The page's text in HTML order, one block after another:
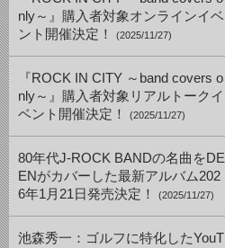
nly～』購入者対象オンラインイベ
ント開催決定！
(2025/11/27)
『ROCK IN CITY ～band covers o
nly～』購入者対象リアルトークイ
ベント開催決定！
(2025/11/27)
80年代J-ROCK BANDの名曲をDE
ENがカバーした最新アルバム202
6年1月21日発売決定！
(2025/11/27)
池森秀一：ゴルフに特化したYouT